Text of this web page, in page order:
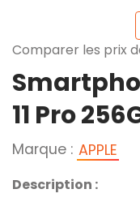
Comparer les prix
11 Pro
Marque : APPLE
Description :